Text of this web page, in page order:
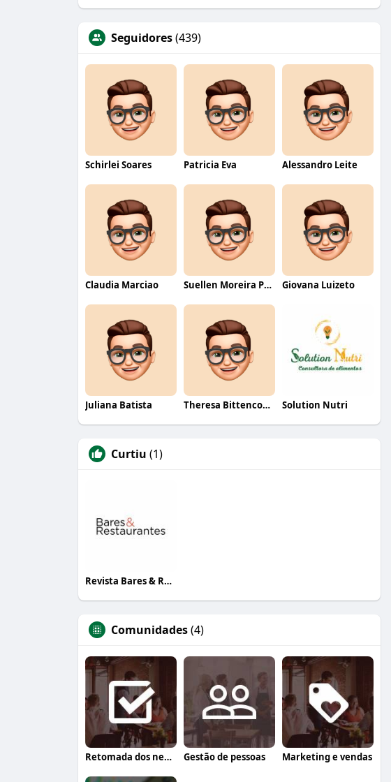
Seguidores(439)
Schirlei Soares Patricia Eva Alessandro Leite
Claudia Marciao Suellen Moreira Parente de Oliveira Giovana Luizeto
Juliana Batista Theresa Bittencourt Solution Nutri
Curtiu (1)
Revista Bares & Restaurantes
Comunidades(4)
Retomada dos negócios Gestão de pessoas Marketing e vendas